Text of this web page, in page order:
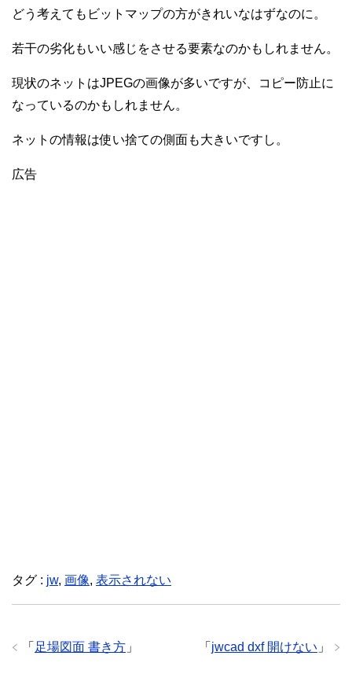
どう考えてもビットマップの方がきれいなはずなのに。
若干の劣化もいい感じをさせる要素なのかもしれません。
現状のネットはJPEGの画像が多いですが、コピー防止に
なっているのかもしれません。
ネットの情報は使い捨ての側面も大きいですし。
広告
タグ : jw, 画像, 表示されない
「 jwcad dxf 開けない 」
「 足場図面 書き方 」